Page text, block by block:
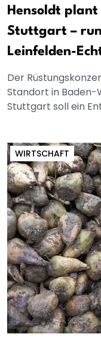
Hensoldt
Stuttgart –
Leinfelden-
Der
Standort in Baden-
Stuttgart soll ein
WIRTSCHAFT